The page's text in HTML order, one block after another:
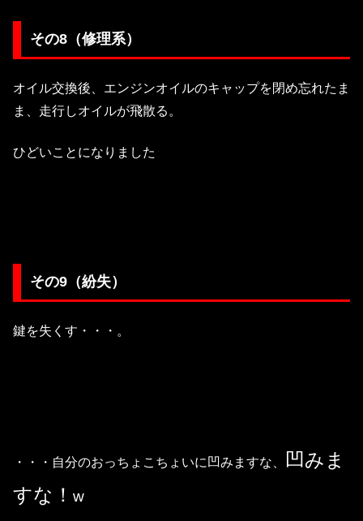
その8（修理系）
オイル交換後、エンジンオイルのキャップを閉め忘れたま
ま、走行しオイルが飛散る。
ひどいことになりました
その9（紛失）
鍵を失くす・・・。
・・・自分のおっちょこちょいに凹みますな、
凹みま
すな！ w